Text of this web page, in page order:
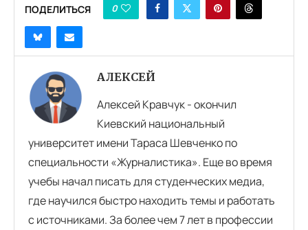
ПОДЕЛИТЬСЯ 0
АЛЕКСЕЙ
Алексей Кравчук - окончил
Киевский национальный
университет имени Тараса Шевченко по
специальности «Журналистика». Еще во время
учебы начал писать для студенческих медиа,
где научился быстро находить темы и работать
с источниками. За более чем 7 лет в профессии